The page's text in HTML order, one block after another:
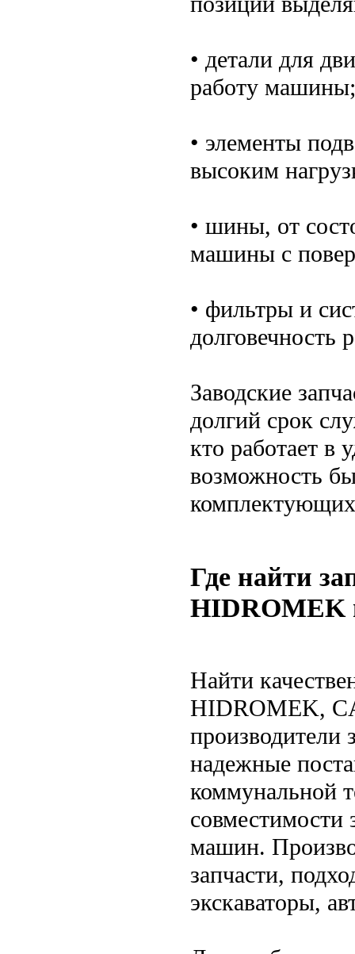
• детали для
работу машины;
• элементы
высоким
• шины, от
машины с
• фильтры и
долговечность
Заводские
долгий срок
кто работает в
возможность
Где найти
HIDROMEK
Найти
HIDROMEK,
производители
надежные
коммунальной
совместимости
машин.
запчасти,
экскаваторы,